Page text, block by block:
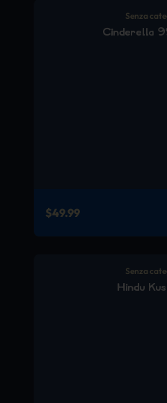
Senza
Cinderella
$49.99
Senza
Hindu